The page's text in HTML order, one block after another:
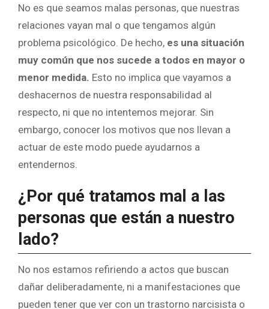
No es que seamos malas personas, que nuestras
relaciones vayan mal o que tengamos algún
problema psicológico. De hecho, es una situación
muy común que nos sucede a todos en mayor o
menor medida. Esto no implica que vayamos a
deshacernos de nuestra responsabilidad al
respecto, ni que no intentemos mejorar. Sin
embargo, conocer los motivos que nos llevan a
actuar de este modo puede ayudarnos a
entendernos.
¿Por qué tratamos mal a las
personas que están a nuestro
lado?
No nos estamos refiriendo a actos que buscan
dañar deliberadamente, ni a manifestaciones que
pueden tener que ver con un trastorno narcisista o